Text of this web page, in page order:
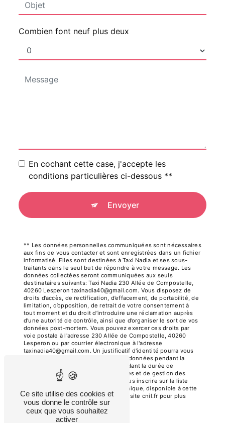
Combien font neuf plus deux
En cochant cette case, j'accepte les
conditions particulières ci-dessous **
Envoyer
** Les données personnelles communiquées sont nécessaires
aux fins de vous contacter et sont enregistrées dans un fichier
informatisé. Elles sont destinées à Taxi Nadia et ses sous-
traitants dans le seul but de répondre à votre message. Les
données collectées seront communiquées aux seuls
destinataires suivants: Taxi Nadia 230 Allée de Compostelle,
40260 Lesperon taxinadia40@gmail.com. Vous disposez de
droits d’accès, de rectification, d’effacement, de portabilité, de
limitation, d’opposition, de retrait de votre consentement à
tout moment et du droit d’introduire une réclamation auprès
d’une autorité de contrôle, ainsi que d’organiser le sort de vos
données post-mortem. Vous pouvez exercer ces droits par
voie postale à l'adresse 230 Allée de Compostelle, 40260
Lesperon ou par courrier électronique à l'adresse
taxinadia40@gmail.com. Un justificatif d'identité pourra vous
être demandé. Nous conservons vos données pendant la
période de prise de contact puis pendant la durée de
prescription légale aux fins probatoires et de gestion des
contentieux. Vous avez le droit de vous inscrire sur la liste
d'opposition au démarchage téléphonique, disponible à cette
adresse: Bloctel.gouv.fr. Consultez le site cnil.fr pour plus
d’informations sur vos droits.
Ce site utilise des cookies et
vous donne le contrôle sur
ceux que vous souhaitez
activer